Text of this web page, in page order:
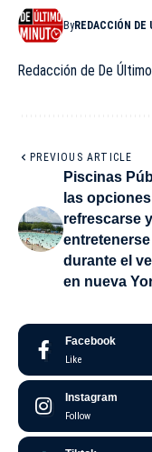
ByREDACCIÓN DE
Redacción de De
PREVIOUS ARTICLE
Piscinas
las
refrescarse y
entretenerse
durante el
en nueva
Facebook
Like
Instagram
Follow